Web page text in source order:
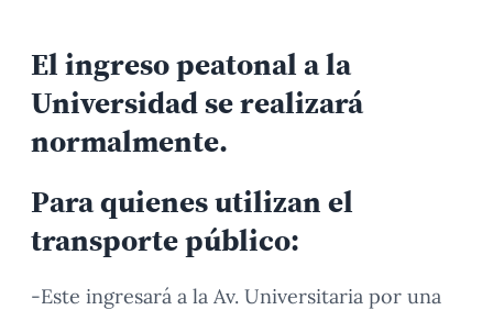
El ingreso peatonal a la
Universidad se realizará
normalmente.
Para quienes utilizan el
transporte público:
-Este ingresará a la Av. Universitaria por una